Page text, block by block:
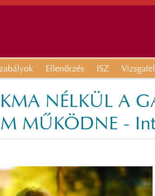
Ellenőrzés ISZ
NÉLKÜL A
MŰKÖDNE -